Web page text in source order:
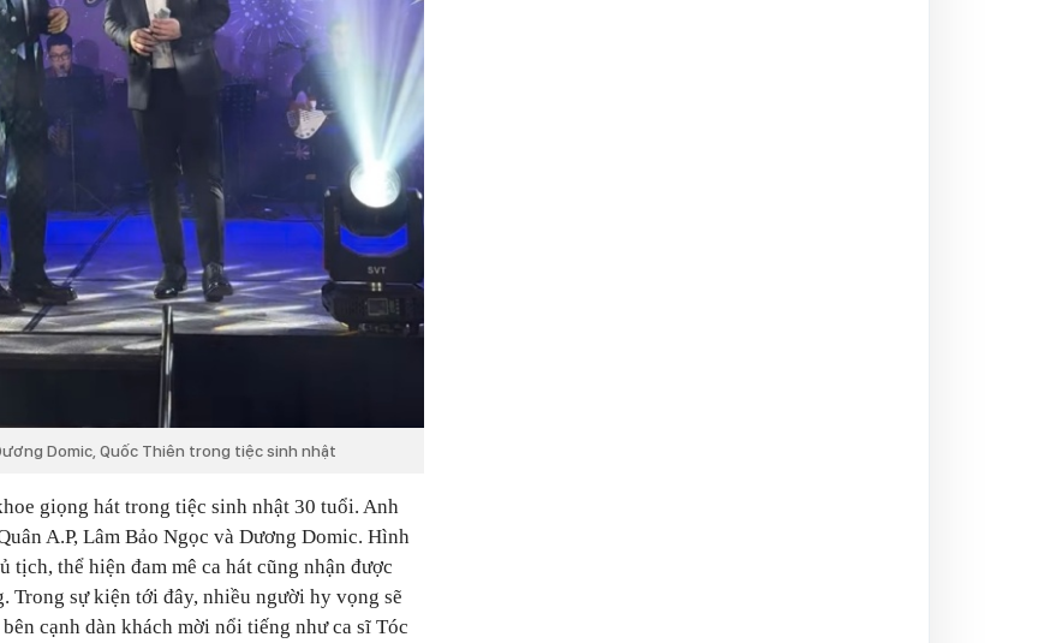
Domic, Quốc Thiên trong tiệc sinh nhật
giọng hát trong tiệc sinh nhật 30 tuổi. Anh
A.P, Lâm Bảo Ngọc và Dương Domic. Hình
tịch, thể hiện đam mê ca hát cũng nhận được
Trong sự kiện tới đây, nhiều người hy vọng sẽ
cạnh dàn khách mời nổi tiếng như ca sĩ Tóc